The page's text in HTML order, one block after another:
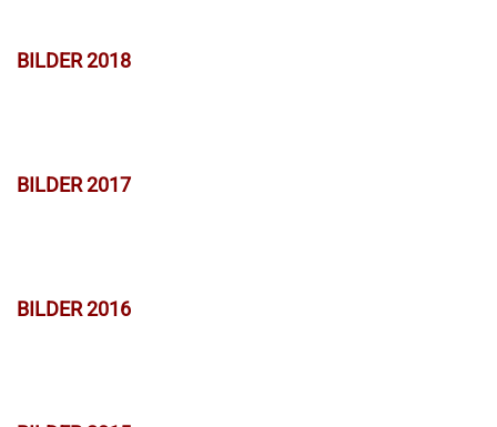
BILDER 2018
BILDER 2017
BILDER 2016